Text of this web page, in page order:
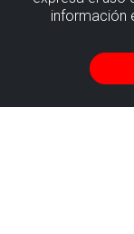
información